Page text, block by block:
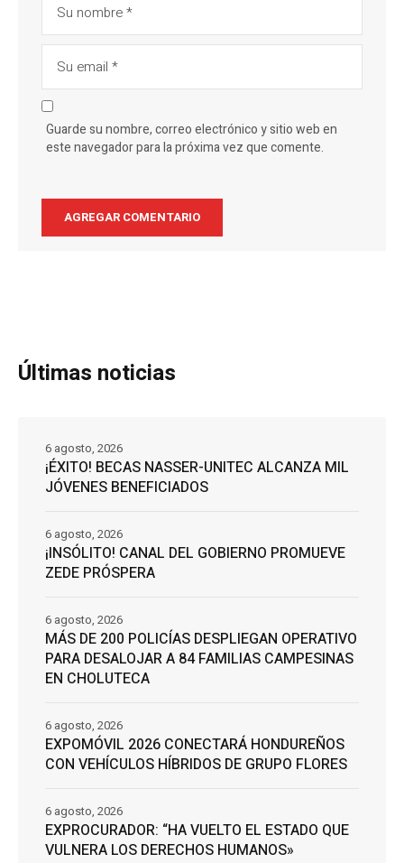
Guarde su nombre, correo electrónico y sitio web en
este navegador para la próxima vez que comente.
Últimas noticias
¡ÉXITO! BECAS NASSER-UNITEC ALCANZA MIL
JÓVENES BENEFICIADOS
6 agosto, 2026
¡INSÓLITO! CANAL DEL GOBIERNO PROMUEVE
ZEDE PRÓSPERA
6 agosto, 2026
MÁS DE 200 POLICÍAS DESPLIEGAN OPERATIVO
PARA DESALOJAR A 84 FAMILIAS CAMPESINAS
EN CHOLUTECA
6 agosto, 2026
EXPOMÓVIL 2026 CONECTARÁ HONDUREÑOS
CON VEHÍCULOS HÍBRIDOS DE GRUPO FLORES
6 agosto, 2026
EXPROCURADOR: “HA VUELTO EL ESTADO QUE
VULNERA LOS DERECHOS HUMANOS»
6 agosto, 2026